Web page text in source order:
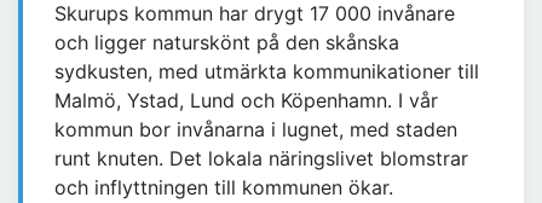
Skurups kommun har drygt 17 000 invånare
och ligger naturskönt på den skånska
sydkusten, med utmärkta kommunikationer till
Malmö, Ystad, Lund och Köpenhamn. I vår
kommun bor invånarna i lugnet, med staden
runt knuten. Det lokala näringslivet blomstrar
och inflyttningen till kommunen ökar.